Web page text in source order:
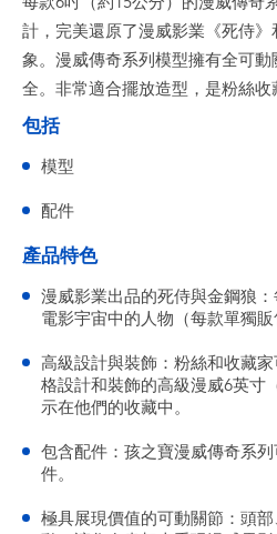
計，完美還原了漫威影業《死侍
象。漫威傳奇系列模型擁有全可
全。非常適合擺放造型，是粉絲收
包括
模型
配件
產品特色
漫威影業出品的死侍與金鋼狼
電影宇宙中的人物（每款單獨販
高級設計與裝飾：粉絲和收藏
格設計和裝飾的高級漫威6英寸
示在他們的收藏中。
包含配件：孩之寶漫威傳奇系
件。
極具展現價值的可動關節：頭